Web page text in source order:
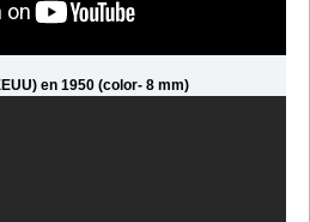
en 1950 (color- 8 mm)